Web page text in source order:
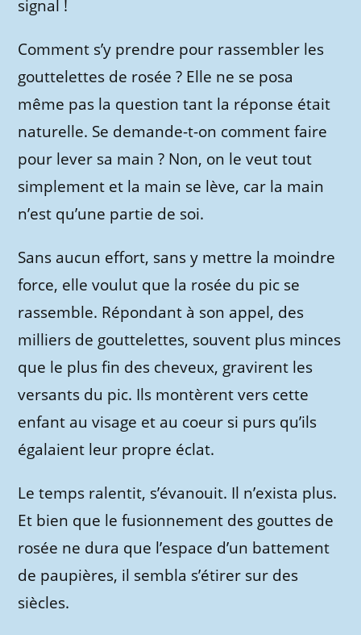
signal !
Comment s’y prendre pour rassembler les
gouttelettes de rosée ? Elle ne se posa
même pas la question tant la réponse était
naturelle. Se demande-t-on comment faire
pour lever sa main ? Non, on le veut tout
simplement et la main se lève, car la main
n’est qu’une partie de soi.
Sans aucun effort, sans y mettre la moindre
force, elle voulut que la rosée du pic se
rassemble. Répondant à son appel, des
milliers de gouttelettes, souvent plus minces
que le plus fin des cheveux, gravirent les
versants du pic. Ils montèrent vers cette
enfant au visage et au coeur si purs qu’ils
égalaient leur propre éclat.
Le temps ralentit, s’évanouit. Il n’exista plus.
Et bien que le fusionnement des gouttes de
rosée ne dura que l’espace d’un battement
de paupières, il sembla s’étirer sur des
siècles.